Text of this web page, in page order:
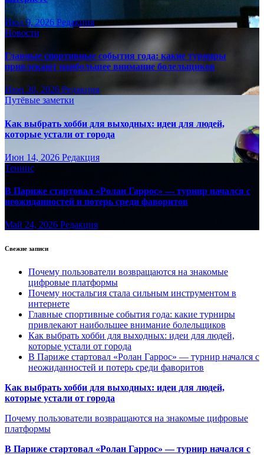
Июл 9, 2026 Редакция
Новости
Главные спортивные события года: какие турниры
привлекают наибольшее внимание болельщиков
Июн 30, 2026 Редакция
Путёвые заметки
Как выбрать хобби для выходных: идеи для людей,
которые устали от города
Июн 14, 2026 Редакция
Теннис
В Париже стартовал «Ролан Гаррос» — турнир начался с
неожиданностей и потерь среди фаворитов
Май 24, 2026 Редакция
Свежие записи
Почему пользователи возвращаются на знакомые
цифровые платформы
Почему ностальгия стала сильным инструментом в
интернете
Главные спортивные события года: какие турниры
привлекают наибольшее внимание болельщиков
Как выбрать хобби для выходных: идеи для людей,
которые устали от города
В Париже стартовал «Ролан Гаррос» — турнир начался с
неожиданностей и потерь среди фаворитов
Как выбрать хобби для выходных: идеи для людей,
которые устали от города
Почему пользователи возвращаются на знакомые цифровые
платформы
В Париже стартовал «Ролан Гаррос» — турнир начался с